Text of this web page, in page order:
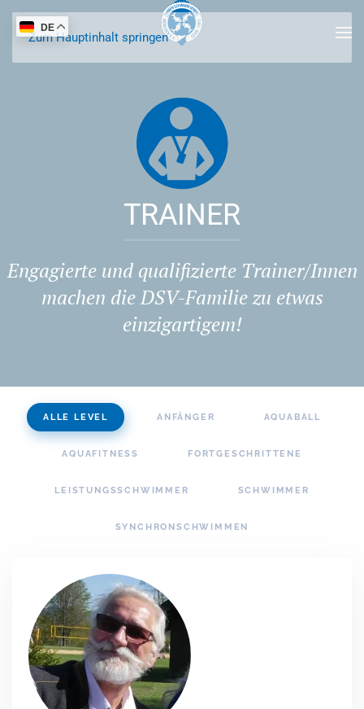
Zum Hauptinhalt springen
TRAINER
Engagierte und qualifizierte Trainer/Innen
machen die DSV-Familie zu etwas
einzigartigem!
ALLE LEVEL ANFÄNGER AQUABALL
AQUAFITNESS FORTGESCHRITTENE
LEISTUNGSSCHWIMMER SCHWIMMER
SYNCHRONSCHWIMMEN
DE